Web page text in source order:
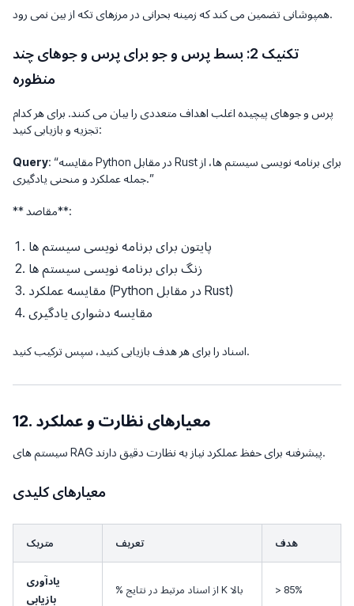
همپوشانی تضمین می کند که زمینه بحرانی در مرزهای تکه از بین نمی رود.
تکنیک 2: بسط پرس و جو برای پرس و جوهای چند
منظوره
پرس و جوهای پیچیده اغلب اهداف متعددی را بیان می کنند. برای هر کدام
تجزیه و بازیابی کنید:
Query: “مقایسه Python در مقابل Rust برای برنامه نویسی سیستم ها، از
جمله عملکرد و منحنی یادگیری.”
** مقاصد**:
پایتون برای برنامه نویسی سیستم ها
زنگ برای برنامه نویسی سیستم ها
مقایسه عملکرد (Python در مقابل Rust)
مقایسه دشواری یادگیری
اسناد را برای هر هدف بازیابی کنید، سپس ترکیب کنید.
12. معیارهای نظارت و عملکرد
سیستم های RAG پیشرفته برای حفظ عملکرد نیاز به نظارت دقیق دارند.
معیارهای کلیدی
متریک تعریف هدف
یادآوری
بازیابی
% از اسناد مرتبط در نتایج K بالا > 85%